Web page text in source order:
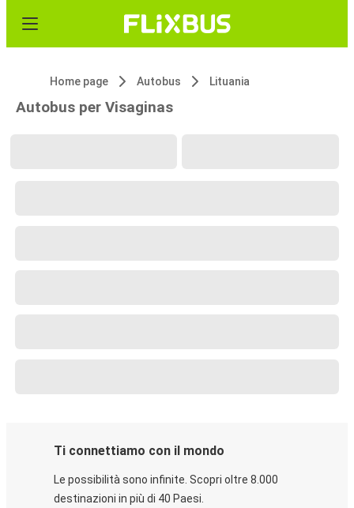
Home page Autobus Lituania
Autobus per Visaginas
Ti connettiamo con il mondo
Le possibilità sono infinite. Scopri oltre 8.000
destinazioni in più di 40 Paesi.